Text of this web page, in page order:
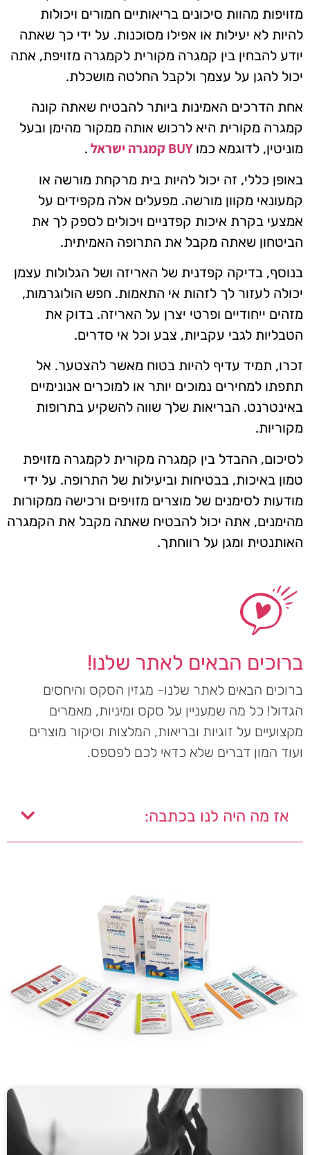
מזויפות מהוות סיכונים בריאותיים חמורים ויכולות
להיות לא יעילות או אפילו מסוכנות. על ידי כך שאתה
יודע להבחין בין קמגרה מקורית לקמגרה מזויפת, אתה
יכול להגן על עצמך ולקבל החלטה מושכלת.
אחת הדרכים האמינות ביותר להבטיח שאתה קונה
קמגרה מקורית היא לרכוש אותה ממקור מהימן ובעל
מוניטין, לדוגמא כמוBUY קמגרה ישראל
.
באופן כללי, זה יכול להיות בית מרקחת מורשה או
קמעונאי מקוון מורשה. מפעלים אלה מקפידים על
אמצעי בקרת איכות קפדניים ויכולים לספק לך את
הביטחון שאתה מקבל את התרופה האמיתית.
בנוסף, בדיקה קפדנית של האריזה ושל הגלולות עצמן
יכולה לעזור לך לזהות אי התאמות. חפש הולוגרמות,
מזהים ייחודיים ופרטי יצרן על האריזה. בדוק את
הטבליות לגבי עקביות, צבע וכל אי סדרים.
זכרו, תמיד עדיף להיות בטוח מאשר להצטער. אל
תתפתו למחירים נמוכים יותר או למוכרים אנונימיים
באינטרנט. הבריאות שלך שווה להשקיע בתרופות
מקוריות.
לסיכום, ההבדל בין קמגרה מקורית לקמגרה מזויפת
טמון באיכות, בבטיחות וביעילות של התרופה. על ידי
מודעות לסימנים של מוצרים מזויפים ורכישה ממקורות
מהימנים, אתה יכול להבטיח שאתה מקבל את הקמגרה
האותנטית ומגן על רווחתך.
ברוכים הבאים לאתר שלנו!
ברוכים הבאים לאתר שלנו- מגזין הסקס והיחסים
הגדול! כל מה שמעניין על סקס ומיניות, מאמרים
מקצועיים על זוגיות ובריאות, המלצות וסיקור מוצרים
ועוד המון דברים שלא כדאי לכם לפספס.
אז מה היה לנו בכתבה: